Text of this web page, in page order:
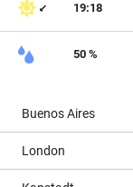
19:18
50 %
Buenos Aires
London